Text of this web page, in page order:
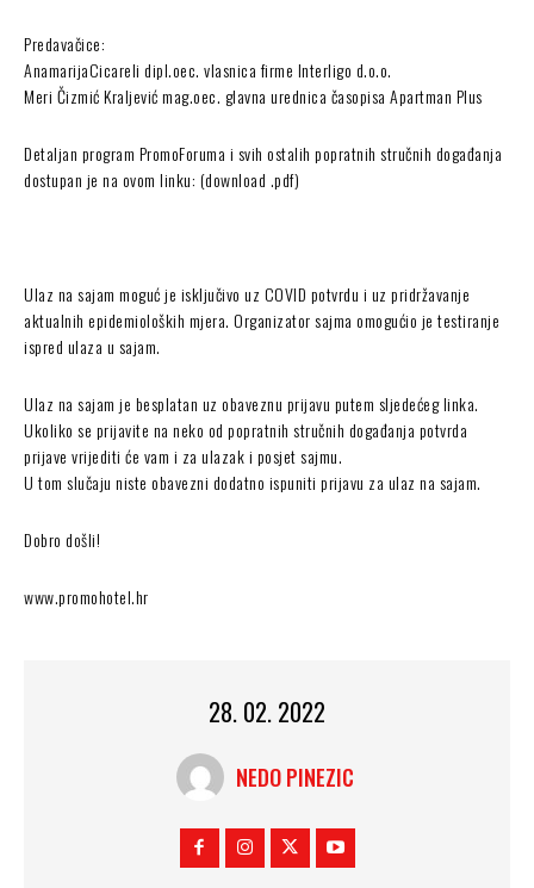
Predavačice:
AnamarijaCicareli dipl.oec. vlasnica firme Interligo d.o.o.
Meri Čizmić Kraljević mag.oec. glavna urednica časopisa Apartman Plus
Detaljan program PromoForuma i svih ostalih popratnih stručnih događanja
dostupan je na ovom linku: (download .pdf)
Ulaz na sajam moguć je isključivo uz COVID potvrdu i uz pridržavanje
aktualnih epidemioloških mjera. Organizator sajma omogućio je testiranje
ispred ulaza u sajam.
Ulaz na sajam je besplatan uz obaveznu prijavu putem sljedećeg linka.
Ukoliko se prijavite na neko od popratnih stručnih događanja potvrda
prijave vrijediti će vam i za ulazak i posjet sajmu.
U tom slučaju niste obavezni dodatno ispuniti prijavu za ulaz na sajam.
Dobro došli!
www.promohotel.hr
28. 02. 2022
NEDO PINEZIC